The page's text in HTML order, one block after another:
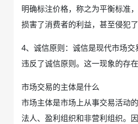
明确标注价格，称之为平衡标准
损害了消费者的利益，甚至侵犯
4、诚信原则：诚信是现代市场
违反了诚信原则。这一现象的存
市场交易的主体是什么
市场主体是市场上从事交易活动
法人、 盈利组织和非营利组织。